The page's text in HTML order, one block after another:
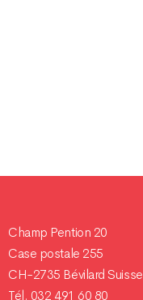
Champ Pention 20
Case postale 255
CH-2735 Bévilard Suisse
Tél. 032 491 60 80